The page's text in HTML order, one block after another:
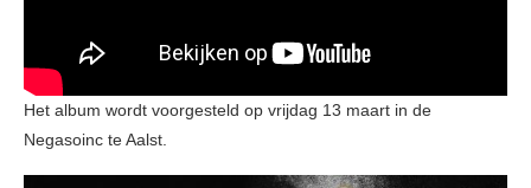
Het album wordt voorgesteld op vrijdag 13 maart in de
Negasoinc te Aalst.